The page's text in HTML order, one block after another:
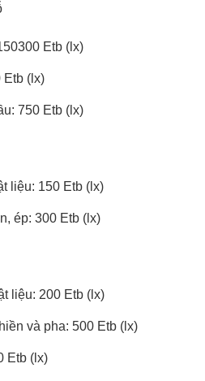
Etb (lx)
Etb (lx)
750 Etb (lx)
liệu: 150 Etb (lx)
ép: 300 Etb (lx)
liệu: 200 Etb (lx)
và pha: 500 Etb (lx)
Etb (lx)